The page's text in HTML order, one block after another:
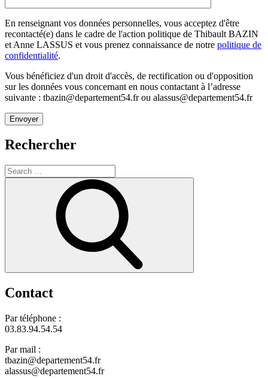
En renseignant vos données personnelles, vous acceptez d'être
recontacté(e) dans le cadre de l'action politique de Thibault BAZIN
et Anne LASSUS et vous prenez connaissance de notre politique de
confidentialité.
Vous bénéficiez d'un droit d'accès, de rectification ou d'opposition
sur les données vous concernant en nous contactant à l’adresse
suivante : tbazin@departement54.fr ou alassus@departement54.fr
Rechercher
Search
for:
Contact
Par téléphone :
03.83.94.54.54
Par mail :
tbazin@departement54.fr
alassus@departement54.fr